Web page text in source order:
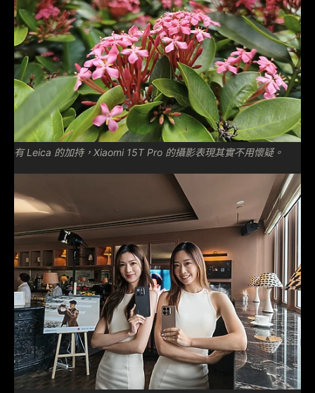
有 Leica 的加持，Xiaomi 15T Pro 的攝影表現其實不用懷疑。